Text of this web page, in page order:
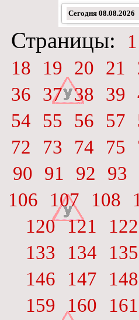
Сегодня 08.08.2026
Страницы: 1
18
19 20 21
36
37 38 39
54
55 56 57
72
73 74 75
90
91 92 93
106
107 108
120 121 122
133
134 135
146
147 148
159
160 161